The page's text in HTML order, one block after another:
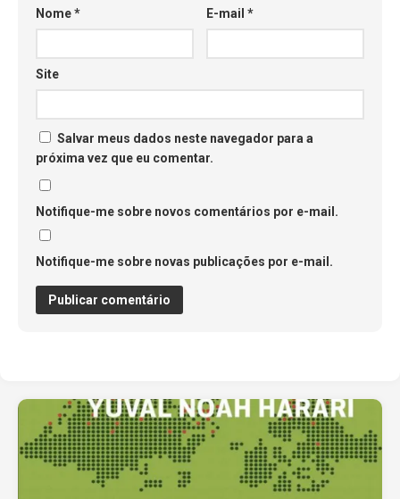
Nome* E-mail*
Site
Salvar meus dados neste navegador para a
próxima vez que eu comentar.
Notifique-me sobre novos comentários por e-mail.
Notifique-me sobre novas publicações por e-mail.